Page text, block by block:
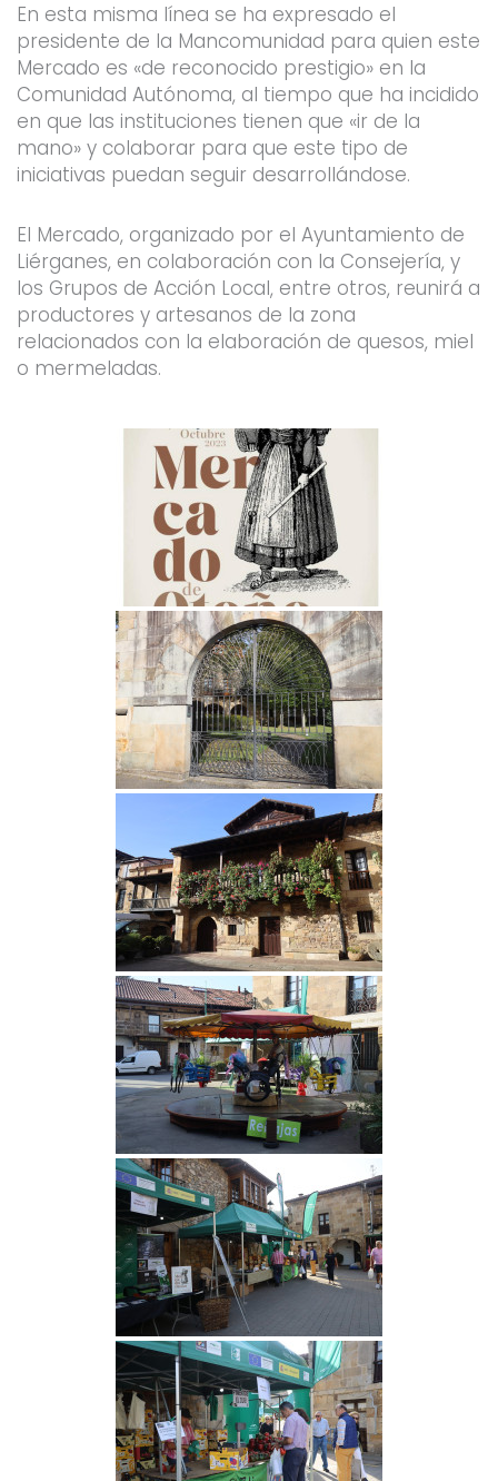
En esta misma línea se ha expresado el
presidente de la Mancomunidad para quien este
Mercado es «de reconocido prestigio» en la
Comunidad Autónoma, al tiempo que ha incidido
en que las instituciones tienen que «ir de la
mano» y colaborar para que este tipo de
iniciativas puedan seguir desarrollándose.
El Mercado, organizado por el Ayuntamiento de
Liérganes, en colaboración con la Consejería, y
los Grupos de Acción Local, entre otros, reunirá a
productores y artesanos de la zona
relacionados con la elaboración de quesos, miel
o mermeladas.